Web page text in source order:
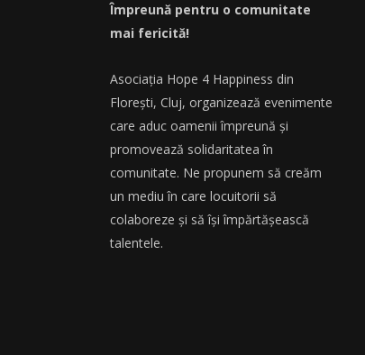
Împreună pentru o comunitate
mai fericită!
Asociația Hope 4 Happiness din
Florești, Cluj, organizează evenimente
care aduc oamenii împreună și
promovează solidaritatea în
comunitate. Ne propunem să creăm
un mediu în care locuitorii să
colaboreze și să își împărtășească
talentele.